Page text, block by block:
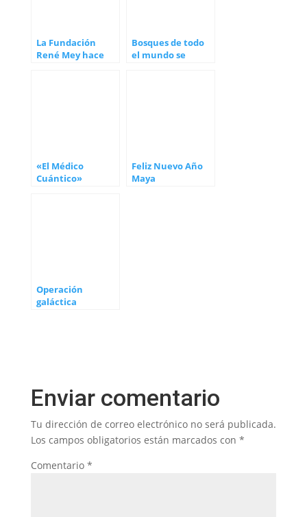
La Fundación
René Mey hace
Bosques de todo
el mundo se
«El Médico
Cuántico»
Feliz Nuevo Año
Maya
Operación
galáctica
Enviar comentario
Tu dirección de correo electrónico no será publicada.
Los campos obligatorios están marcados con *
Comentario *